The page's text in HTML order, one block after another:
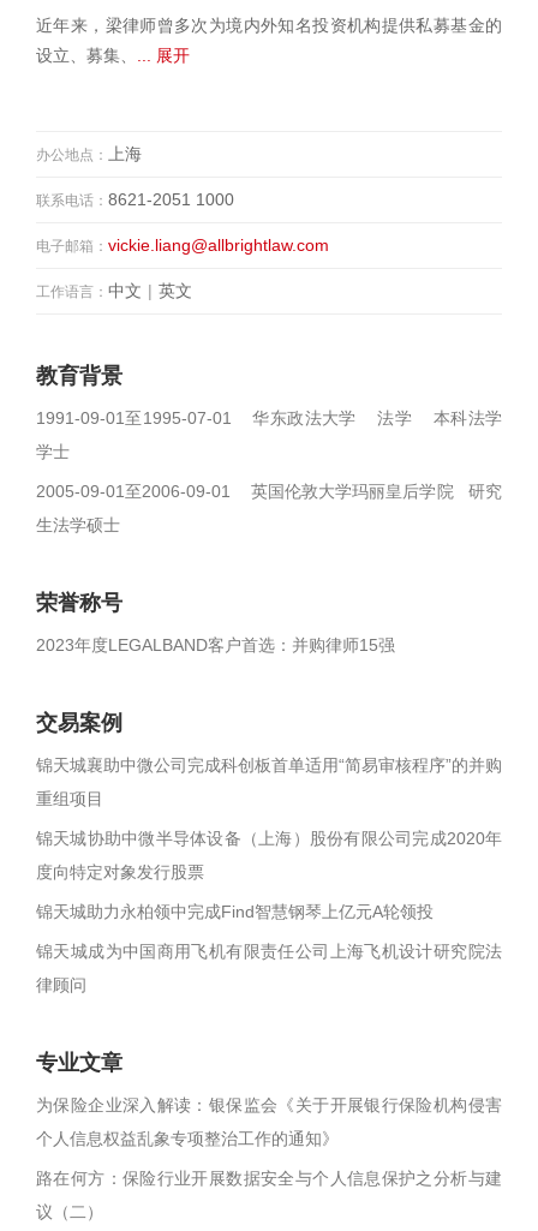
近年来，梁律师曾多次为境内外知名投资机构提供私募基金的
设立、募集、
... 展开
办公地点： 上海
联系电话： 8621-2051 1000
电子邮箱： vickie.liang@allbrightlaw.com
工作语言： 中文 | 英文
教育背景
1991-09-01至1995-07-01 华东政法大学 法学 本科法学
学士
2005-09-01至2006-09-01 英国伦敦大学玛丽皇后学院 研究
生法学硕士
荣誉称号
2023年度LEGALBAND客户首选：并购律师15强
交易案例
锦天城襄助中微公司完成科创板首单适用“简易审核程序”的并购
重组项目
锦天城协助中微半导体设备（上海）股份有限公司完成2020年
度向特定对象发行股票
锦天城助力永柏领中完成Find智慧钢琴上亿元A轮领投
锦天城成为中国商用飞机有限责任公司上海飞机设计研究院法
律顾问
专业文章
为保险企业深入解读：银保监会《关于开展银行保险机构侵害
个人信息权益乱象专项整治工作的通知》
路在何方：保险行业开展数据安全与个人信息保护之分析与建
议（二）